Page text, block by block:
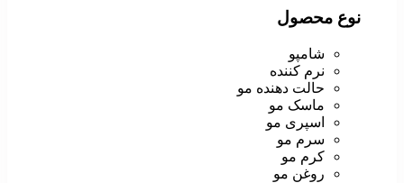
نوع محصول
شامپو
نرم کننده
حالت دهنده مو
ماسک مو
اسپری مو
سرم مو
کرم مو
روغن مو